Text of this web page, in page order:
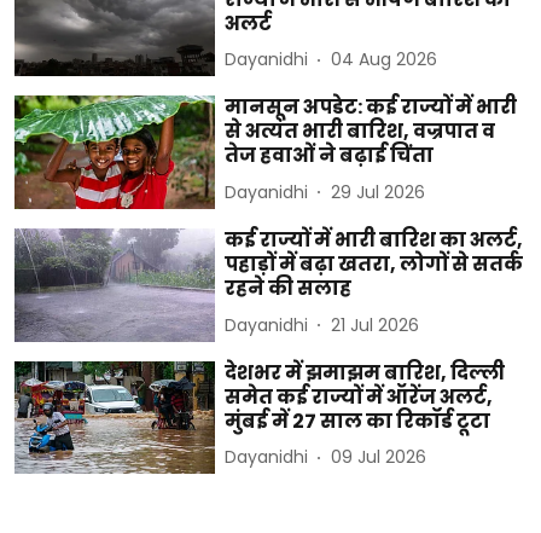
अलर्ट
Dayanidhi 04 Aug 2026
मानसून अपडेट: कई राज्यों में भारी
से अत्यंत भारी बारिश, वज्रपात व
तेज हवाओं ने बढ़ाई चिंता
Dayanidhi 29 Jul 2026
कई राज्यों में भारी बारिश का अलर्ट,
पहाड़ों में बढ़ा खतरा, लोगों से सतर्क
रहने की सलाह
Dayanidhi 21 Jul 2026
देशभर में झमाझम बारिश, दिल्ली
समेत कई राज्यों में ऑरेंज अलर्ट,
मुंबई में 27 साल का रिकॉर्ड टूटा
Dayanidhi 09 Jul 2026